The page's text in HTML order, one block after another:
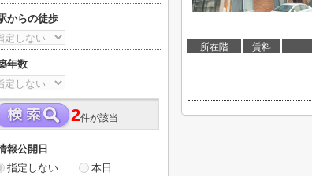
所在階 賃料
からの徒歩
年数
2件が該当
報公開日
指定しない
本日